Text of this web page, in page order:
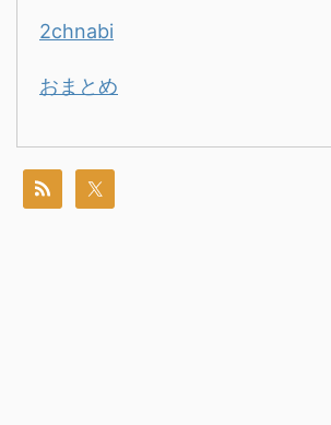
2chnabi
おまとめ